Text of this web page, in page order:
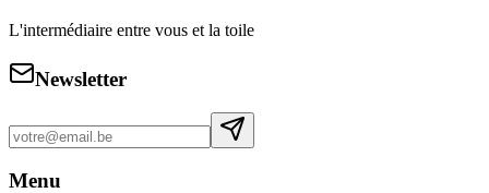
L'intermédiaire entre vous et la toile
Newsletter
Menu